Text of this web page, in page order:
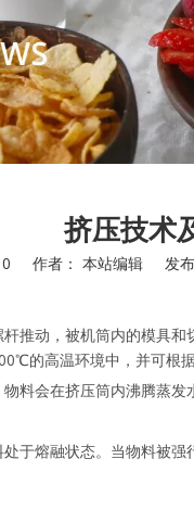
挤压技术
0 作者： 本站编辑 发
推动，被机筒内的模具
的高温环境中，并可根据
料会在挤压筒内沸腾蒸发
于熔融状态。当物料被